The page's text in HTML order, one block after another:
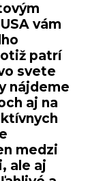
vám
patrí
svete
nájdeme
aj na
medzi
ale aj